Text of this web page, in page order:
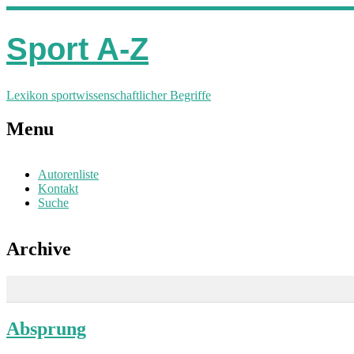
Sport A-Z
Lexikon sportwissenschaftlicher Begriffe
Menu
Autorenliste
Kontakt
Suche
Archive
Absprung